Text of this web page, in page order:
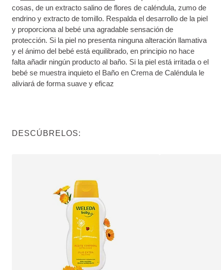
cosas, de un extracto salino de flores de caléndula, zumo de
endrino y extracto de tomillo. Respalda el desarrollo de la piel
y proporciona al bebé una agradable sensación de
protección. Si la piel no presenta ninguna alteración llamativa
y el ánimo del bebé está equilibrado, en principio no hace
falta añadir ningún producto al baño. Si la piel está irritada o el
bebé se muestra inquieto el Baño en Crema de Caléndula le
aliviará de forma suave y eficaz
DESCÚBRELOS: